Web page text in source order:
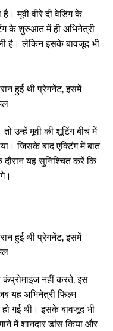
मूवी वीरे दी वेडिंग के
के शुरुआत में ही अभिनेत्री
है। लेकिन इसके बावजूद भी
उन्हें मूवी की शूटिंग बीच में
जिसके बाद एक्टिंग में बात
यह सुनिश्चित करें कि
नहीं करते, इस
यह अभिनेत्री फिल्म
गई थी। इसके बावजूद भी
में शानदार डांस किया और